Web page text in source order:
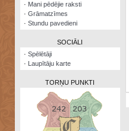
Arhīvs· Mani pēdējie raksti
· Grāmatzīmes
· Stundu pavedieni
SOCIĀLI
· Spēlētāji
· Laupītāju karte
TORŅU PUNKTI